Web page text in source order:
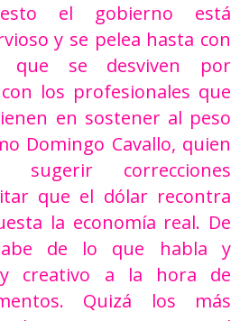
el gobierno está
y se pelea hasta con
que se desviven por
los profesionales que
en sostener al peso
Domingo Cavallo, quien
sugerir correcciones
que el dólar recontra
la economía real. De
de lo que habla y
creativo a la hora de
Quizá los más